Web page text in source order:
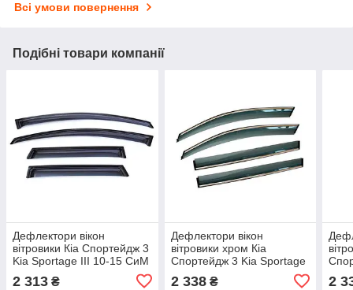
Всі умови повернення
Подібні товари компанії
Дефлектори вікон
вітровики Кіа Спортейдж 3
Kia Sportage III 10-15 СиМ
2 313 ₴
Дефлектори вікон
вітровики хром Кіа
Спортейдж 3 Kia Sportage
III 10-15 АЛВИ (Накладні)
2 338₴ 2